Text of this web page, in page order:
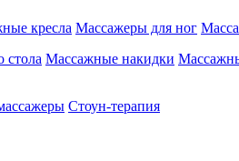
кресла Массажеры для ног
стола Массажные накидки
Стоун-терапия